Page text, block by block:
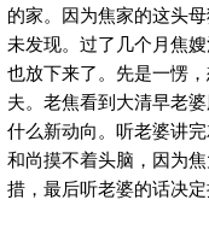
的家。因为焦家的这头
未发现。过了几个月焦
也放下来了。先是一愣
夫。老焦看到大清早老
什么新动向。听老婆讲
和尚摸不着头脑，因为
措，最后听老婆的话决